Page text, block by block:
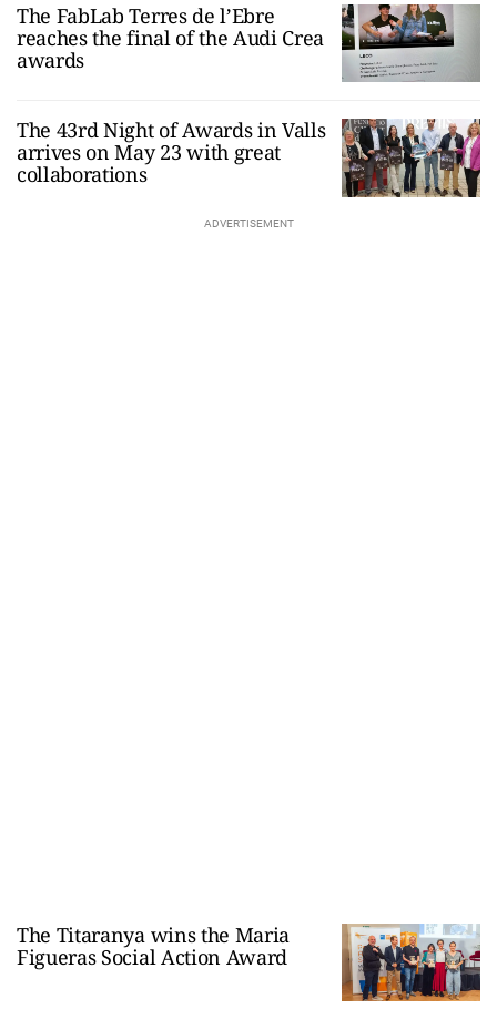
The FabLab Terres de l’Ebre
reaches the final of the Audi Crea
awards
The 43rd Night of Awards in Valls
arrives on May 23 with great
collaborations
The Titaranya wins the Maria
Figueras Social Action Award